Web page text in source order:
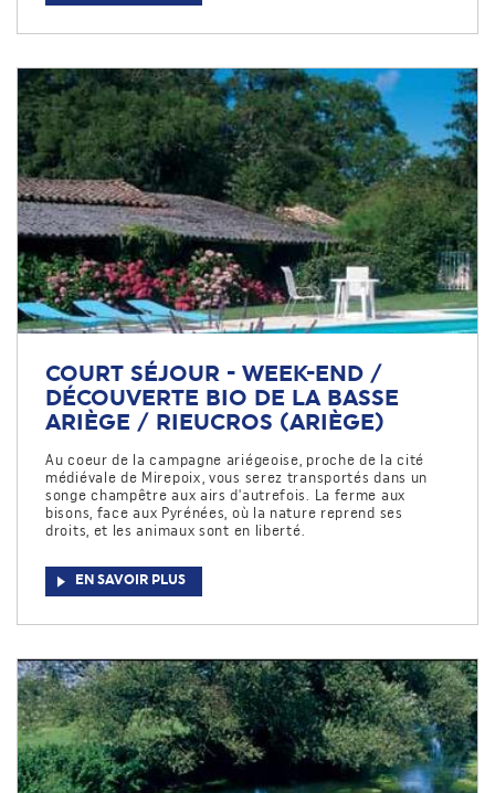
COURT SÉJOUR - WEEK-END /
DÉCOUVERTE BIO DE LA BASSE
ARIÈGE / RIEUCROS (ARIÈGE)
Au coeur de la campagne ariégeoise, proche de la cité
médiévale de Mirepoix, vous serez transportés dans un
songe champêtre aux airs d'autrefois. La ferme aux
bisons, face aux Pyrénées, où la nature reprend ses
droits, et les animaux sont en liberté.
EN SAVOIR PLUS